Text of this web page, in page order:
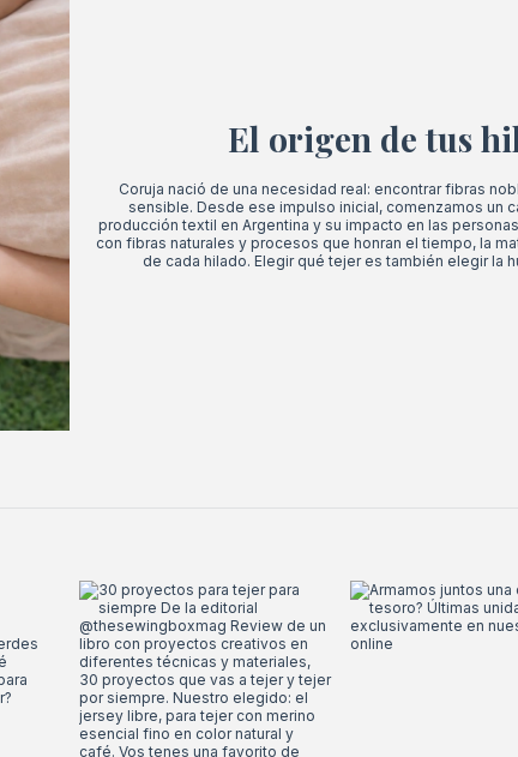
El origen de tus
Coruja nació de una necesidad real: encontrar fibras
sensible. Desde ese impulso inicial, comenzamos un
producción textil en Argentina y su impacto en las
con fibras naturales y procesos que honran el tiempo, la
de cada hilado. Elegir qué tejer es también elegir la